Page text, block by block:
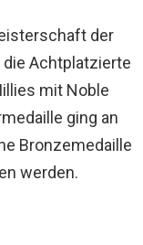
der
die Achtplatzierte
mit Noble
ging an
Bronzemedaille
werden.